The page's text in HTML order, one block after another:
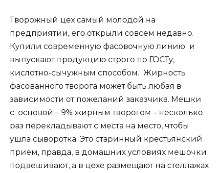
Творожный цех самый молодой на
предприятии, его открыли совсем недавно.
Купили современную фасовочную линию и
выпускают продукцию строго по ГОСТу,
кислотно-сычужным способом. Жирность
фасованного творога может быть любая в
зависимости от пожеланий заказчика. Мешки
с основой – 9% жирным творогом – несколько
раз перекладывают с места на место, чтобы
ушла сыворотка. Это старинный крестьянский
прием, правда, в домашних условиях мешочки
подвешивают, а в цехе размещают на стеллажах